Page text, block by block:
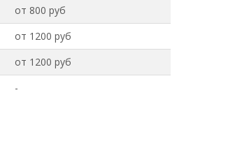
от 800 руб
от 1200 руб
от 1200 руб
-